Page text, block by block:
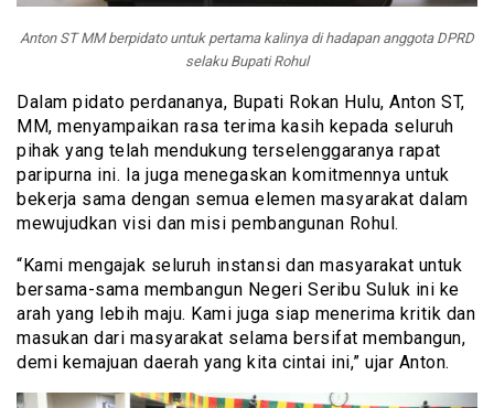
Anton ST MM berpidato untuk pertama kalinya di hadapan anggota DPRD
selaku Bupati Rohul
Dalam pidato perdananya, Bupati Rokan Hulu, Anton ST,
MM, menyampaikan rasa terima kasih kepada seluruh
pihak yang telah mendukung terselenggaranya rapat
paripurna ini. Ia juga menegaskan komitmennya untuk
bekerja sama dengan semua elemen masyarakat dalam
mewujudkan visi dan misi pembangunan Rohul.
“Kami mengajak seluruh instansi dan masyarakat untuk
bersama-sama membangun Negeri Seribu Suluk ini ke
arah yang lebih maju. Kami juga siap menerima kritik dan
masukan dari masyarakat selama bersifat membangun,
demi kemajuan daerah yang kita cintai ini,” ujar Anton.